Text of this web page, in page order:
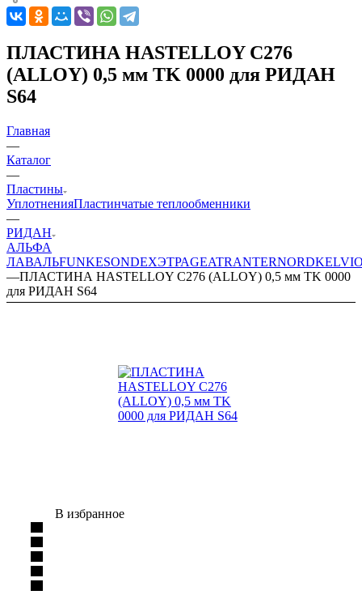
ПЛАСТИНА HASTELLOY C276
(ALLOY) 0,5 мм TK 0000 для РИДАН
S64
Главная
—
Каталог
—
Пластины
УплотненияПластинчатые теплообменники
—
РИДАН
АЛЬФА
ЛАВАЛЬFUNKESONDEXЭТРАGEATRANTERNORD
—ПЛАСТИНА HASTELLOY C276 (ALLOY) 0,5 мм TK 0000
для РИДАН S64
В избранное